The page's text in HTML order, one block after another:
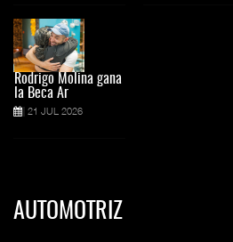
Rodrigo Molina gana
la Beca Ar
21 JUL 2026
AUTOMOTRIZ